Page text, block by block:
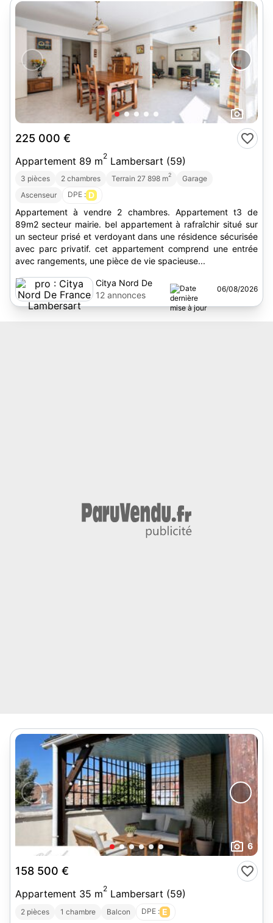
225 000 €
Appartement 89 m2 Lambersart (59)
3 pièces 2 chambres Terrain 27 898 m2
Garage
Ascenseur
DPE : D
Appartement à vendre 2 chambres. Appartement t3 de
89m2 secteur mairie. bel appartement à rafraîchir situé sur
un secteur prisé et verdoyant dans une résidence sécurisée
avec parc privatif. cet appartement comprend une entrée
avec rangements, une pièce de vie spacieuse...
Citya Nord De
France
Lambersart
12 annonces
06/08/2026
6
158 500 €
Appartement 35 m2 Lambersart (59)
2 pièces 1 chambre Balcon DPE : E